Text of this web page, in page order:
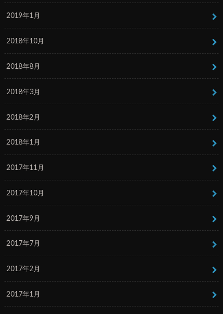
2019年1月
2018年10月
2018年8月
2018年3月
2018年2月
2018年1月
2017年11月
2017年10月
2017年9月
2017年7月
2017年2月
2017年1月